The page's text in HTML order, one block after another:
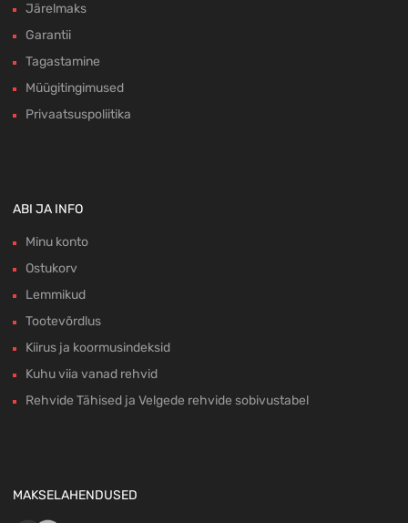
Järelmaks
Garantii
Tagastamine
Müügitingimused
Privaatsuspoliitika
ABI JA INFO
Minu konto
Ostukorv
Lemmikud
Tootevõrdlus
Kiirus ja koormusindeksid
Kuhu viia vanad rehvid
Rehvide Tähised ja Velgede rehvide sobivustabel
MAKSELAHENDUSED